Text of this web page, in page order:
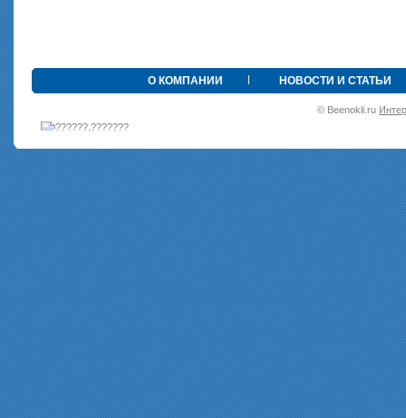
О КОМПАНИИ НОВОСТИ И СТАТЬИ
© Beenokli.ru
•